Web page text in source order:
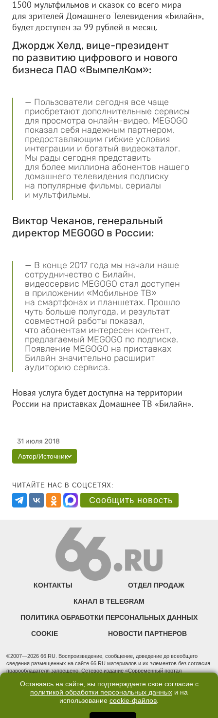
1500 мультфильмов и сказок со всего мира
для зрителей Домашнего Телевидения «Билайн»,
будет доступен за 99 рублей в месяц.
Джордж Хелд, вице-президент
по развитию цифрового и нового
бизнеса ПАО «ВымпелКом»:
— Пользователи сегодня все чаще
приобретают дополнительные сервисы
для просмотра онлайн-видео. MEGOGO
показал себя надежным партнером,
предоставляющим гибкие условия
интеграции и богатый видеокаталог.
Мы рады сегодня представить
для более миллиона абонентов нашего
домашнего телевидения подписку
на популярные фильмы, сериалы
и мультфильмы.
Виктор Чеканов, генеральный
директор MEGOGO в России:
— В конце 2017 года мы начали наше
сотрудничество с Билайн,
видеосервис MEGOGO стал доступен
в приложении «Мобильное ТВ»
на смартфонах и планшетах. Прошло
чуть больше полугода, и результат
совместной работы показал,
что абонентам интересен контент,
предлагаемый MEGOGO по подписке.
Появление MEGOGO на приставках
Билайн значительно расширит
аудиторию сервиса.
Новая услуга будет доступна на территории
России на приставках Домашнее ТВ «Билайн».
31 июля 2018
Автор/Источник
ЧИТАЙТЕ НАС В СОЦСЕТЯХ:
Сообщить новость
КОНТАКТЫ ОТДЕЛ ПРОДАЖ
КАНАЛ В TELEGRAM
ПОЛИТИКА ОБРАБОТКИ ПЕРСОНАЛЬНЫХ ДАННЫХ
COOKIE НОВОСТИ ПАРТНЕРОВ
©2007—2026 66.RU. Воспроизведение, сообщение, доведение до всеобщего
сведения размещенных на сайте 66.RU материалов и их элементов без согласия
правообладателя запрещено. Сетевое издание «Современный портал
надзору в сфере связи, информационных технологий и массовых коммуникаций
(Роскомнадзор). Регистрационный номер ЭЛ № ФС 77 - 76634 от 02.09.2019
Учредитель: Общество с ограниченной ответственностью "66.ру". Юридический
3, оф. 7015 Фактический адрес редакции и отдела продаж: 620014, Свердловская
Оставаясь на сайте, вы подтверждаете свое согласие с
политикой обработки персональных данных и на
использование cookie-файлов.